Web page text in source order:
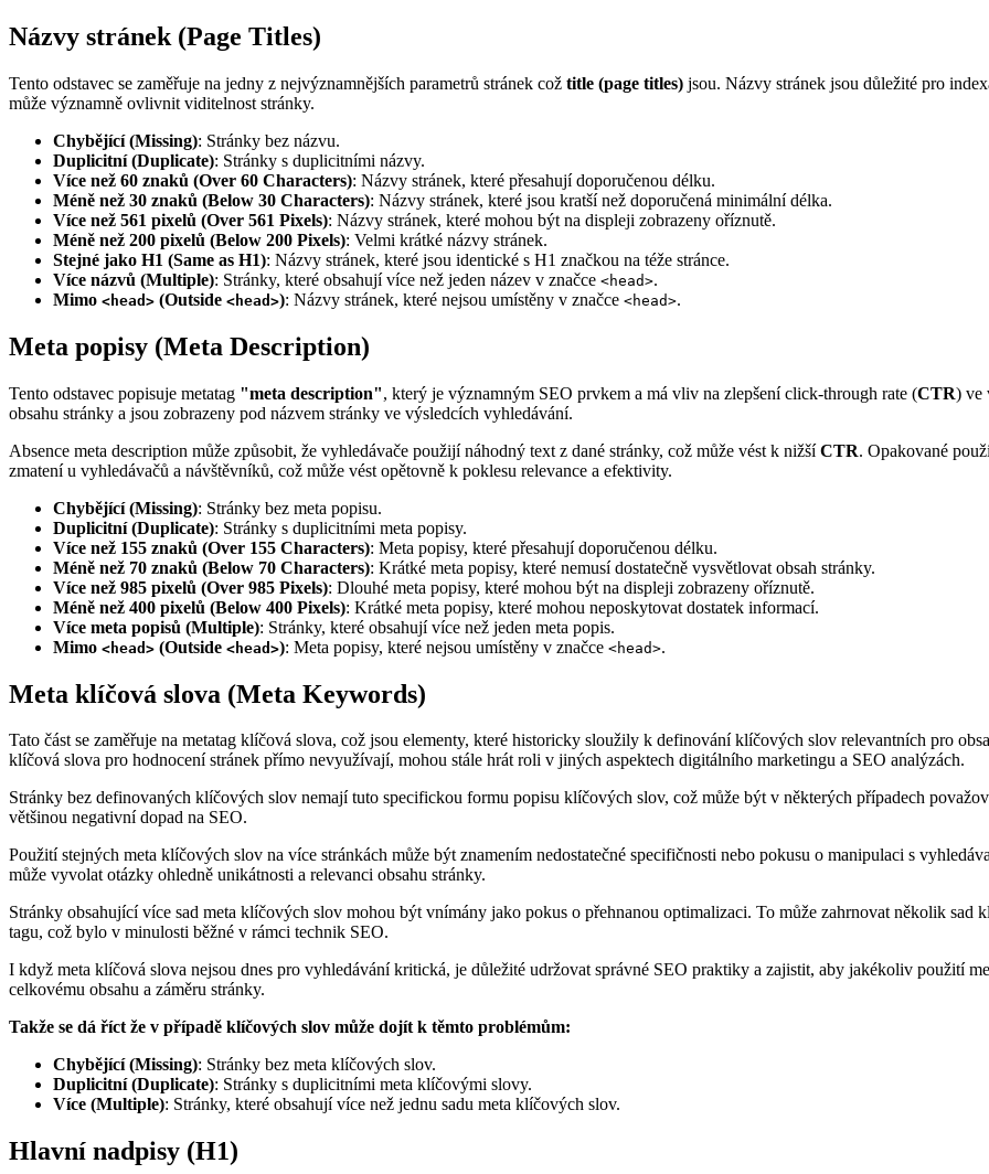
Názvy stránek (Page Titles)
Tento odstavec se zaměřuje na jedny z nejvýznamnějších parametrů stránek což title (page titles) jsou. Názvy stránek jsou důležité pro
může významně ovlivnit viditelnost stránky.
Chybějící (Missing): Stránky bez názvu.
Duplicitní (Duplicate): Stránky s duplicitními názvy.
Více než 60 znaků (Over 60 Characters): Názvy stránek, které přesahují doporučenou délku.
Méně než 30 znaků (Below 30 Characters): Názvy stránek, které jsou kratší než doporučená minimální délka.
Více než 561 pixelů (Over 561 Pixels): Názvy stránek, které mohou být na displeji zobrazeny oříznutě.
Méně než 200 pixelů (Below 200 Pixels): Velmi krátké názvy stránek.
Stejné jako H1 (Same as H1): Názvy stránek, které jsou identické s H1 značkou na téže stránce.
Více názvů (Multiple): Stránky, které obsahují více než jeden název v značce <head>.
Mimo <head> (Outside <head>): Názvy stránek, které nejsou umístěny v značce <head>.
Meta popisy (Meta Description)
Tento odstavec popisuje metatag "meta description", který je významným SEO prvkem a má vliv na zlepšení click-through rate (CTR) ve
obsahu stránky a jsou zobrazeny pod názvem stránky ve výsledcích vyhledávání.
Absence meta description může způsobit, že vyhledávače použijí náhodný text z dané stránky, což může vést k nižšíCTR. Opakované
zmatení u vyhledávačů a návštěvníků, což může vést opětovně k poklesu relevance a efektivity.
Chybějící (Missing): Stránky bez meta popisu.
Duplicitní (Duplicate): Stránky s duplicitními meta popisy.
Více než 155 znaků (Over 155 Characters): Meta popisy, které přesahují doporučenou délku.
Méně než 70 znaků (Below 70 Characters): Krátké meta popisy, které nemusí dostatečně vysvětlovat obsah stránky.
Více než 985 pixelů (Over 985 Pixels): Dlouhé meta popisy, které mohou být na displeji zobrazeny oříznutě.
Méně než 400 pixelů (Below 400 Pixels): Krátké meta popisy, které mohou neposkytovat dostatek informací.
Více meta popisů (Multiple): Stránky, které obsahují více než jeden meta popis.
Mimo <head> (Outside <head>): Meta popisy, které nejsou umístěny v značce <head>.
Meta klíčová slova (Meta Keywords)
Tato část se zaměřuje na metatag klíčová slova, což jsou elementy, které historicky sloužily k definování klíčových slov relevantních pro
klíčová slova pro hodnocení stránek přímo nevyužívají, mohou stále hrát roli v jiných aspektech digitálního marketingu a SEO analýzách.
Stránky bez definovaných klíčových slov nemají tuto specifickou formu popisu klíčových slov, což může být v některých případech
většinou negativní dopad na SEO.
Použití stejných meta klíčových slov na více stránkách může být znamením nedostatečné specifičnosti nebo pokusu o manipulaci s
může vyvolat otázky ohledně unikátnosti a relevanci obsahu stránky.
Stránky obsahující více sad meta klíčových slov mohou být vnímány jako pokus o přehnanou optimalizaci. To může zahrnovat několik
tagu, což bylo v minulosti běžné v rámci technik SEO.
I když meta klíčová slova nejsou dnes pro vyhledávání kritická, je důležité udržovat správné SEO praktiky a zajistit, aby jakékoliv použití
celkovému obsahu a záměru stránky.
Takže se dá říct že v případě klíčových slov může dojít k těmto problémům:
Chybějící (Missing): Stránky bez meta klíčových slov.
Duplicitní (Duplicate): Stránky s duplicitními meta klíčovými slovy.
Více (Multiple): Stránky, které obsahují více než jednu sadu meta klíčových slov.
Hlavní nadpisy (H1)